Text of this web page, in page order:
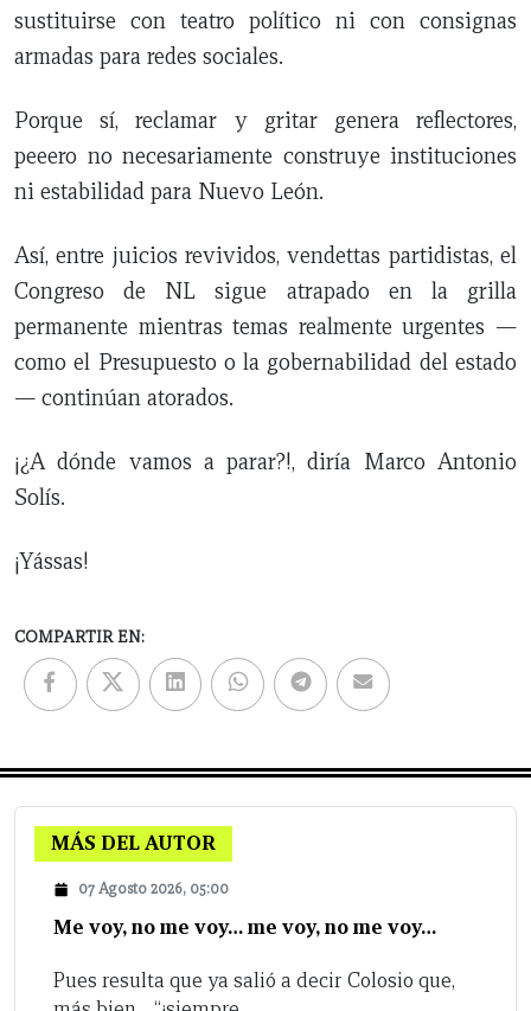
sustituirse con teatro político ni con consignas
armadas para redes sociales.
Porque sí, reclamar y gritar genera reflectores,
peeero no necesariamente construye instituciones
ni estabilidad para Nuevo León.
Así, entre juicios revividos, vendettas partidistas, el
Congreso de NL sigue atrapado en la grilla
permanente mientras temas realmente urgentes —
como el Presupuesto o la gobernabilidad del estado
— continúan atorados.
¡¿A dónde vamos a parar?!, diría Marco Antonio
Solís.
¡Yássas!
COMPARTIR EN:
MÁS DEL AUTOR
07 Agosto 2026, 05:00
Me voy, no me voy… me voy, no me voy…
Pues resulta que ya salió a decir Colosio que,